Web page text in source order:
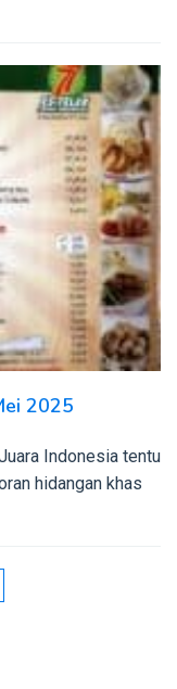
2025
Indonesia tentu
hidangan khas